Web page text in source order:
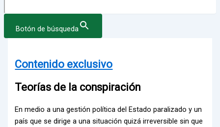
Botón de búsqueda
Contenido exclusivo
Teorías de la conspiración
En medio a una gestión política del Estado paralizado y un
país que se dirige a una situación quizá irreversible sin que